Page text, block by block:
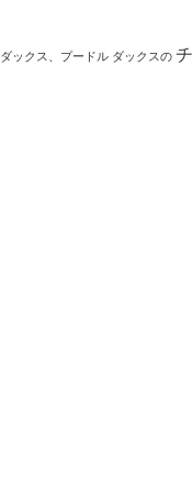
ダックス、プードル ダックスの